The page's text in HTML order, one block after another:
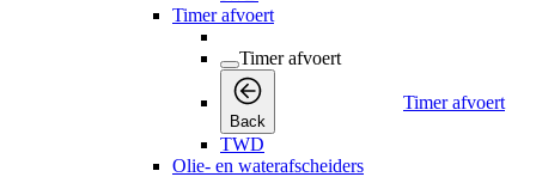
Timer afvoert
Timer afvoert
Back
Timer afvoert
TWD
Olie- en waterafscheiders